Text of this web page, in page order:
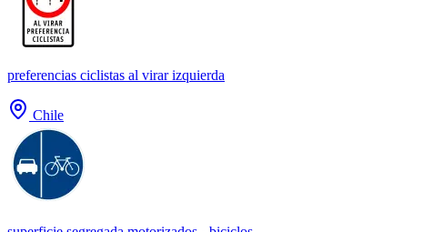
preferencias ciclistas al virar izquierda
Chile